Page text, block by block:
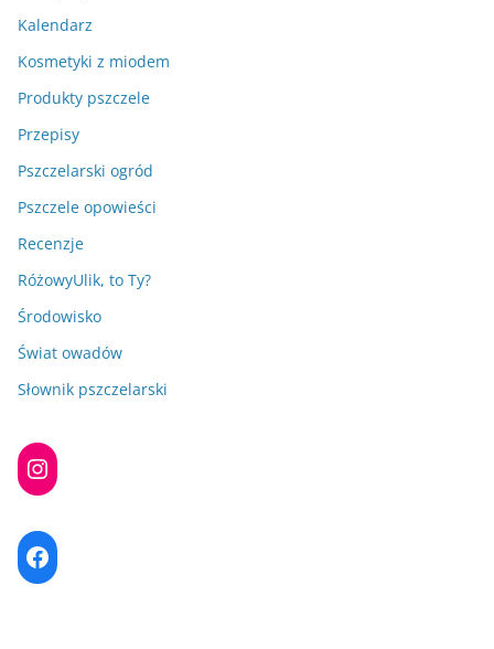
Kalendarz
Kosmetyki z miodem
Produkty pszczele
Przepisy
Pszczelarski ogród
Pszczele opowieści
Recenzje
RóżowyUlik, to Ty?
Środowisko
Świat owadów
Słownik pszczelarski
Instagram
Facebook